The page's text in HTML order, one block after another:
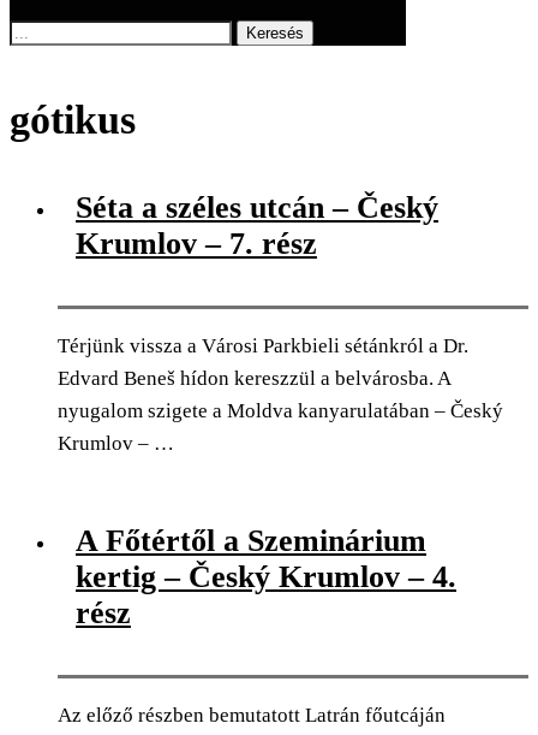
Keresés
gótikus
Séta a széles utcán – Český
Krumlov – 7. rész
Térjünk vissza a Városi Parkbieli sétánkról a Dr.
Edvard Beneš hídon kereszzül a belvárosba. A
nyugalom szigete a Moldva kanyarulatában – Český
Krumlov – …
A Főtértől a Szeminárium
kertig – Český Krumlov – 4.
rész
Az előző részben bemutatott Latrán főutcáján